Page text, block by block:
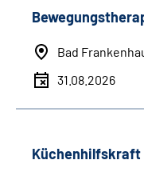
Bad
31.08.2026
Küchenhilfskraft